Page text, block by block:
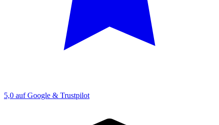
5,0 auf Google & Trustpilot